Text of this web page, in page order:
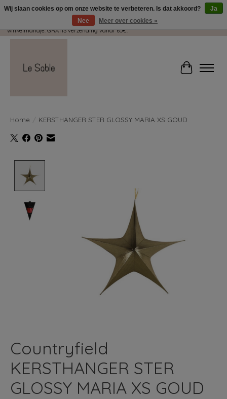
Wij pakken met plezier jouw kadootjes GRATIS in! Duid dit zeker aan in je
winkelmandje. GRATIS verzending vanaf 65€.
Home KERSTHANGER STER GLOSSY MARIA XS GOUD
Countryfield
KERSTHANGER STER
GLOSSY MARIA XS GOUD
Wij slaan cookies op om onze website te verbeteren. Is dat akkoord?
Ja
Nee
Meer over cookies »